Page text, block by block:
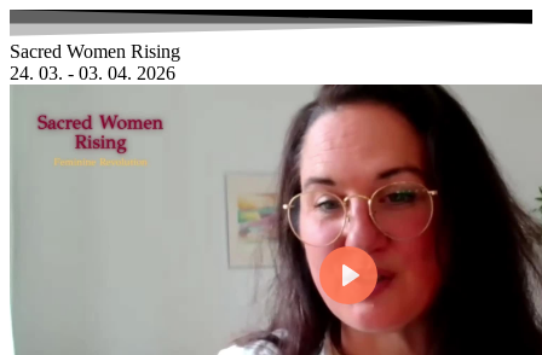
Zum
Inhalt
wechseln
Sacred Women Rising
24. 03. - 03. 04. 2026